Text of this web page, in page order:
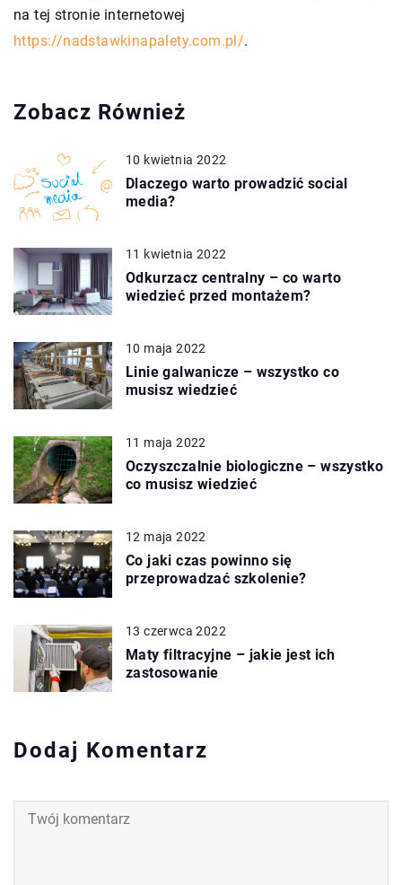
na tej stronie internetowej
https://nadstawkinapalety.com.pl/.
Zobacz Również
10 kwietnia 2022
Dlaczego warto prowadzić social
media?
11 kwietnia 2022
Odkurzacz centralny – co warto
wiedzieć przed montażem?
10 maja 2022
Linie galwanicze – wszystko co
musisz wiedzieć
11 maja 2022
Oczyszczalnie biologiczne – wszystko
co musisz wiedzieć
12 maja 2022
Co jaki czas powinno się
przeprowadzać szkolenie?
13 czerwca 2022
Maty filtracyjne – jakie jest ich
zastosowanie
Dodaj Komentarz